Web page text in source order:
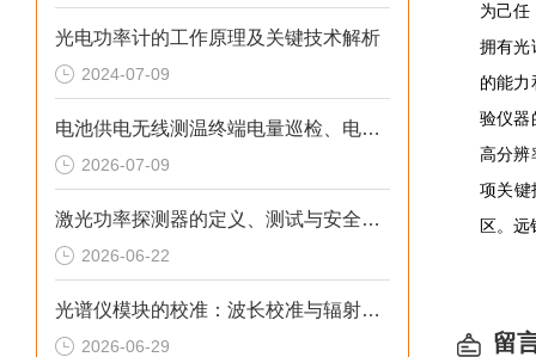
光电功率计的工作原理及关键技术解析
2024-07-09
电池供电无线测温终端电量巡检、电池周期性更换养护方案
2026-07-09
激光功率探测器的定义、测试与安全使用规范
2026-06-22
光谱仪模块的校准：波长校准与辐射强度校准
2026-06-29
为己任
拥有光
的能力
验仪器
高分辨
项关键
区。
留